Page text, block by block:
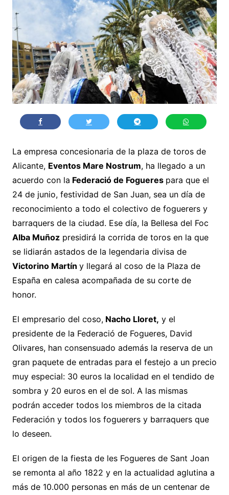
La empresa concesionaria de la plaza de toros de
Alicante, Eventos Mare Nostrum, ha llegado a un
acuerdo con la Federació de Fogueres para que el
24 de junio, festividad de San Juan, sea un día de
reconocimiento a todo el colectivo de foguerers y
barraquers de la ciudad. Ese día, la Bellesa del Foc
Alba Muñozpresidirá la corrida de toros en la que
se lidiarán astados de la legendaria divisa de
Victorino Martín y llegará al coso de la Plaza de
España en calesa acompañada de su corte de
honor.
El empresario del coso,Nacho Lloret, y el
presidente de la Federació de Fogueres, David
Olivares, han consensuado además la reserva de un
gran paquete de entradas para el festejo a un precio
muy especial: 30 euros la localidad en el tendido de
sombra y 20 euros en el de sol. A las mismas
podrán acceder todos los miembros de la citada
Federación y todos los foguerers y barraquers que
lo deseen.
El origen de la fiesta de les Fogueres de Sant Joan
se remonta al año 1822 y en la actualidad aglutina a
más de 10.000 personas en más de un centenar de